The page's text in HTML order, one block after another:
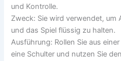
und Kontrolle.
Zweck: Sie wird verwendet, um
und das Spiel flüssig zu halten.
Ausführung: Rollen Sie aus
eine Schulter und nutzen Sie